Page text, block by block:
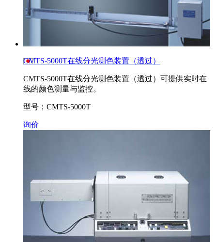
CMTS-5000T在线分光测色装置（透过）
CMTS-5000T在线分光测色装置（透过）可提供实时在
线的颜色测量与监控。
型号：CMTS-5000T
询价